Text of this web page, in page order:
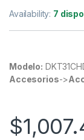
Availability: 7
Modelo:
Accesorios->
$